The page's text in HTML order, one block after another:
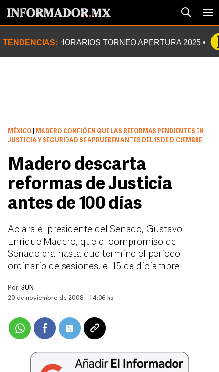
TENDENCIAS: HORARIOS TORNEO APERTURA 2025
MÉXICO
MADERO CONFIÓ EN QUE LAS REFORMAS PENDIENTES EN
JUSTICIA Y SEGURIDAD SE APRUEBEN ANTES DEL 15 DE DICIEMBRE
Madero descarta
reformas de Justicia
antes de 100 días
Aclara el presidente del Senado, Gustavo
Enrique Madero, que el compromiso del
Senado era hasta que termine el periodo
ordinario de sesiones, el 15 de diciembre
Por: SUN
20 de noviembre de 2008 - 14:06 hs